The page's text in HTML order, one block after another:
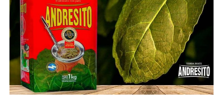
álbum La Movidita, que la posicionó como una de las
grandes exponentes de la movida tropical, gracias a sus
recordados sencillos “La Güera Salomé” y “Qué bello”.
En su paso por la televisión fue muy recordada por sus
apariciones en formatos como Pasión de Sábado,
Videomatch, Peor es Nada, y los ya tradicionales
programas Almorzando con Mirtha Legrand y el de